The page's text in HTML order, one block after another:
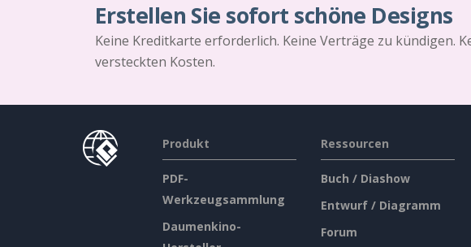
Erstellen Sie sofort schöne Designs
Keine Kreditkarte erforderlich. Keine Verträge zu kündigen.
versteckten Kosten.
Produkt
PDF-
Werkzeugsammlung
Daumenkino-
Ressourcen
Buch / Diashow
Entwurf / Diagramm
Forum